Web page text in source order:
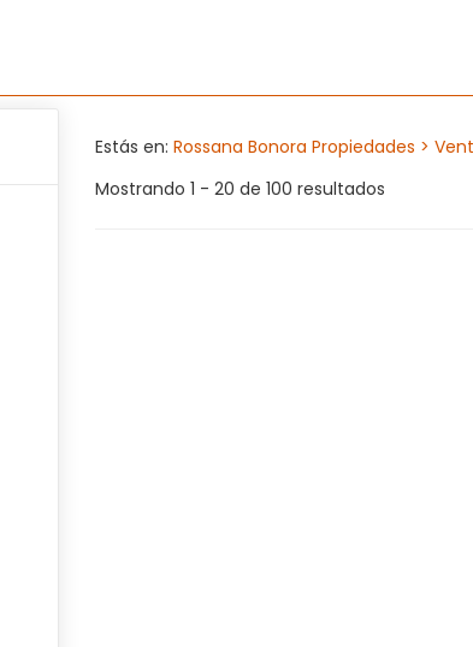
Estás en: Rossana Bonora Propiedades >
Mostrando 1 - 20 de 100 resultados